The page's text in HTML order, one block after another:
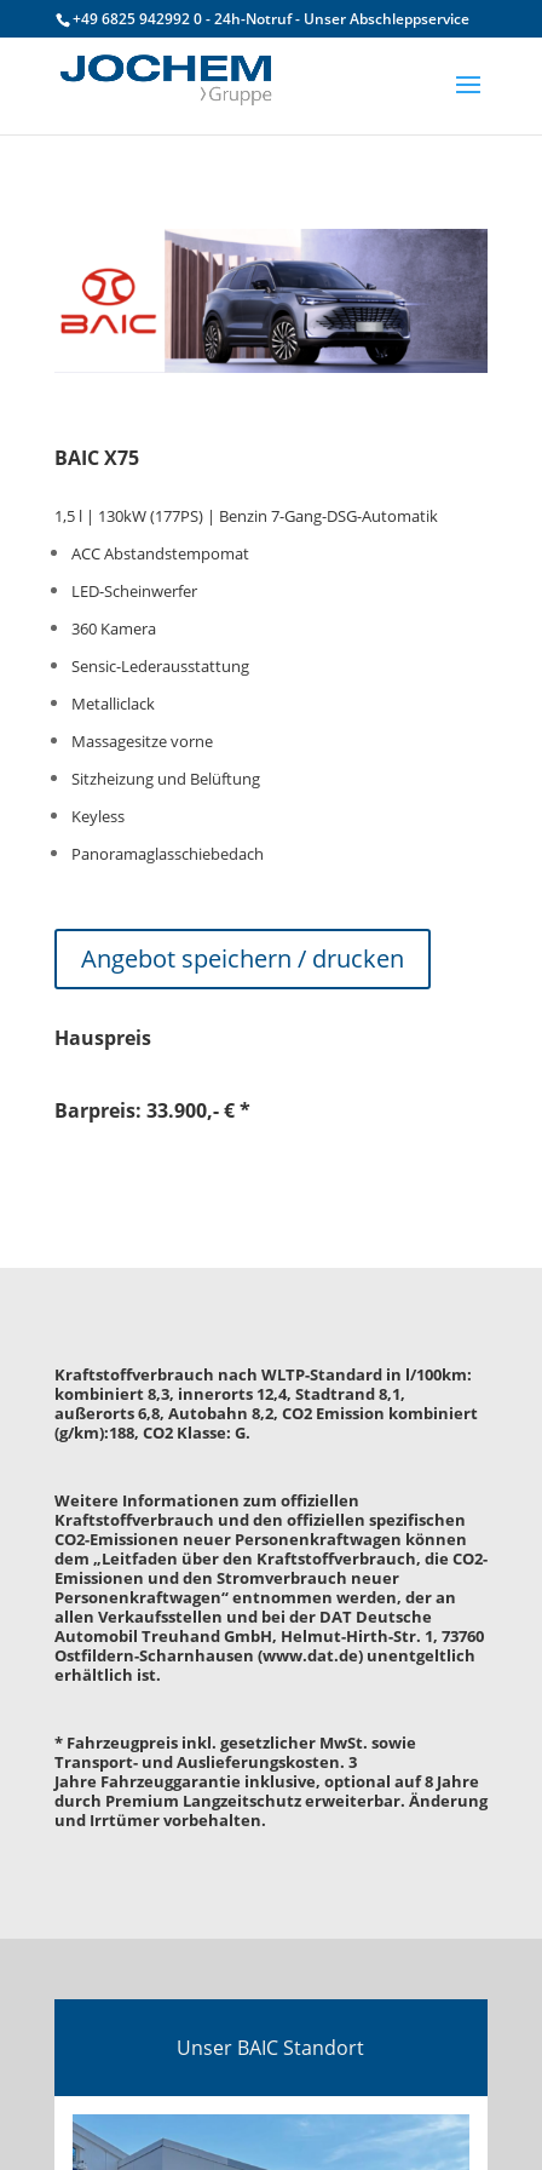
+49 6825 942992 0 - 24h-Notruf - Unser Abschleppservice
BAIC X75
1,5 l | 130kW (177PS) | Benzin 7-Gang-DSG-Automatik
ACC Abstandstempomat
LED-Scheinwerfer
360 Kamera
Sensic-Lederausstattung
Metalliclack
Massagesitze vorne
Sitzheizung und Belüftung
Keyless
Panoramaglasschiebedach
Angebot speichern / drucken
Hauspreis
Barpreis: 33.900,- € *
Kraftstoffverbrauch nach WLTP-Standard in l/100km:
kombiniert 8,3, innerorts 12,4, Stadtrand 8,1,
außerorts 6,8, Autobahn 8,2, CO2 Emission kombiniert
(g/km):188, CO2 Klasse: G.
Weitere Informationen zum offiziellen
Kraftstoffverbrauch und den offiziellen spezifischen
CO2-Emissionen neuer Personenkraftwagen können
dem „Leitfaden über den Kraftstoffverbrauch, die CO2-
Emissionen und den Stromverbrauch neuer
Personenkraftwagen“ entnommen werden, der an
allen Verkaufsstellen und bei der DAT Deutsche
Automobil Treuhand GmbH, Helmut-Hirth-Str. 1, 73760
Ostfildern-Scharnhausen (www.dat.de) unentgeltlich
erhältlich ist.
* Fahrzeugpreis inkl. gesetzlicher MwSt. sowie
Transport- und Auslieferungskosten. 3
Jahre Fahrzeuggarantie inklusive, optional auf 8 Jahre
durch Premium Langzeitschutz erweiterbar. Änderung
und Irrtümer vorbehalten.
Unser BAIC Standort